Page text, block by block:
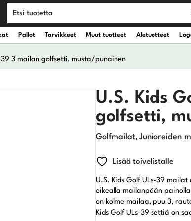
Pallot Tarvikkeet Muut tuotteet Aletuotteet
3 mailan golfsetti, musta/punainen
U.S. Kids
golfsetti,
Golfmailat, Junioreiden
Lisää toivelistalle
U.S. Kids Golf ULs-39
oikealla mailanpään
on kolme mailaa, puu 3,
Kids Golf ULs-39 settiä on